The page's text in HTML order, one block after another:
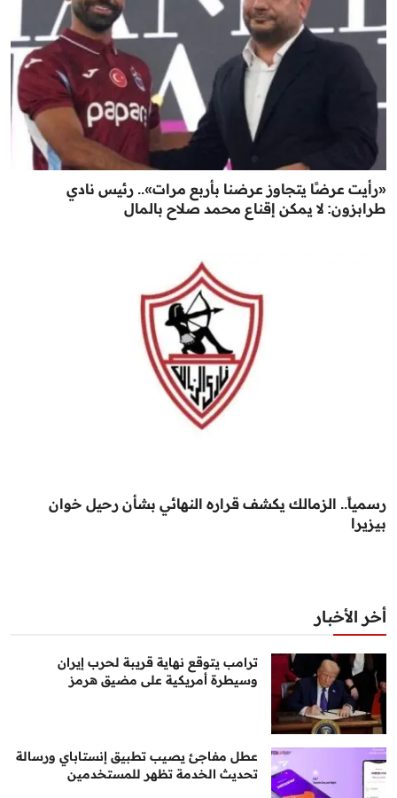
«رأيت عرضًا يتجاوز عرضنا بأربع مرات».. رئيس نادي
طرابزون: لا يمكن إقناع محمد صلاح بالمال
رسمياً.. الزمالك يكشف قراره النهائي بشأن رحيل خوان
بيزيرا
أخر الأخبار
ترامب يتوقع نهاية قريبة لحرب إيران
وسيطرة أمريكية على مضيق هرمز
عطل مفاجئ يصيب تطبيق إنستاباي ورسالة
تحديث الخدمة تظهر للمستخدمين